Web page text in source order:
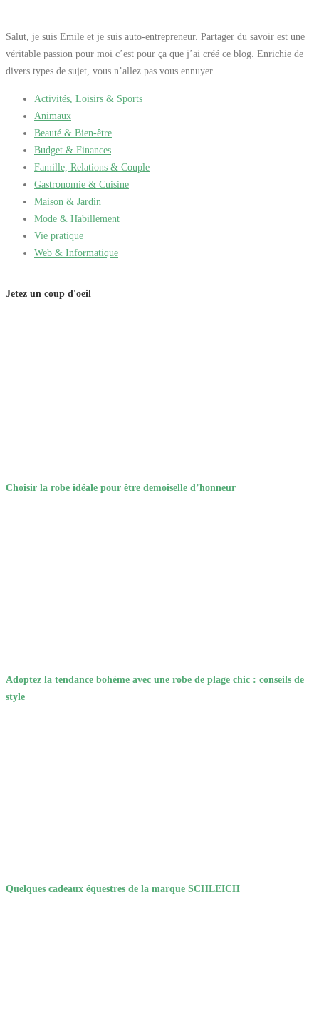
Salut, je suis Emile et je suis auto-entrepreneur. Partager du savoir est une
véritable passion pour moi c’est pour ça que j’ai créé ce blog. Enrichie de
divers types de sujet, vous n’allez pas vous ennuyer.
Activités, Loisirs & Sports
Animaux
Beauté & Bien-être
Budget & Finances
Famille, Relations & Couple
Gastronomie & Cuisine
Maison & Jardin
Mode & Habillement
Vie pratique
Web & Informatique
Jetez un coup d'oeil
Choisir la robe idéale pour être demoiselle d’honneur
Adoptez la tendance bohème avec une robe de plage chic : conseils de
style
Quelques cadeaux équestres de la marque SCHLEICH